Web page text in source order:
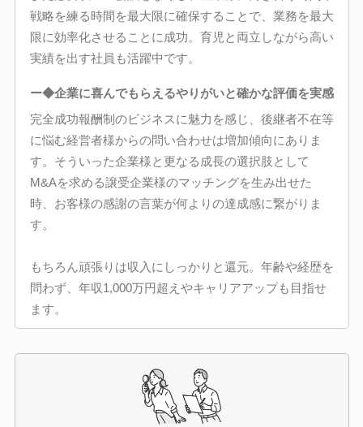
戦略を練る時間を最大限に確保することで、業務を最大
限に効率化させることに成功。育児と両立しながら高い
実績を出す社員も活躍中です。
ー◆企業に喜んでもらえるやりがいと確かな評価を実感
完全成功報酬制のビジネスに魅力を感じ、後継者不在等
に悩む経営者様からの問い合わせは増加傾向にありま
す。そういった企業様と更なる成長の選択肢として
M&Aを求める譲受企業様のマッチングを生み出せた
時、お客様の感謝の言葉が何よりの達成感に繋がりま
す。
もちろん頑張りは収入にしっかりと還元。年齢や経歴を
問わず、年収1,000万円超えやキャリアアップも目指せ
ます。